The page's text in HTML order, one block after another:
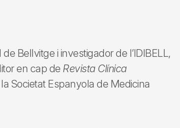
Bellvitge i investigador de l’IDIBELL,
en cap de Revista Clínica
Societat Espanyola de Medicina